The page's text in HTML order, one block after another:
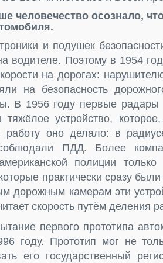
человечество осознало,
и подушек
водителе. Поэтому в 1954
на дорогах:
на безопасность
В 1956 году первые
тяжёлое устройство,
оно делало: в
ПДД. Более
полиции
практически сразу
дорожным камерам эти
скорость путём деления
первого прототипа
году. Прототип мог не
его государственный